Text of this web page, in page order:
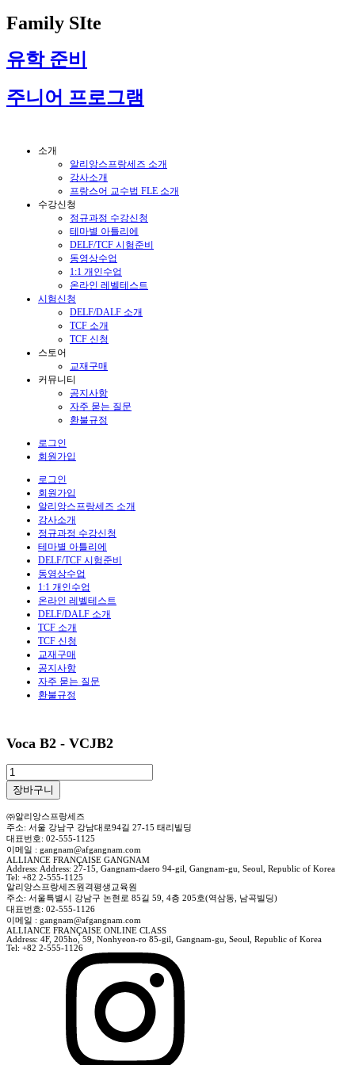
Family SIte
유학 준비
주니어 프로그램
소개
알리앙스프랑세즈 소개
강사소개
프랑스어 교수법 FLE 소개
수강신청
정규과정 수강신청
테마별 아틀리에
DELF/TCF 시험준비
동영상수업
1:1 개인수업
온라인 레벨테스트
시험신청
DELF/DALF 소개
TCF 소개
TCF 신청
스토어
교재구매
커뮤니티
공지사항
자주 묻는 질문
환불규정
로그인
회원가입
로그인
회원가입
알리앙스프랑세즈 소개
강사소개
정규과정 수강신청
테마별 아틀리에
DELF/TCF 시험준비
동영상수업
1:1 개인수업
온라인 레벨테스트
DELF/DALF 소개
TCF 소개
TCF 신청
교재구매
공지사항
자주 묻는 질문
환불규정
Voca B2 - VCJB2
Voca
B2
수
량
장바구니
㈜알리앙스프랑세즈
주소: 서울 강남구 강남대로94길 27-15 태리빌딩
대표번호: 02-555-1125
이메일 : gangnam@afgangnam.com
ALLIANCE FRANÇAISE GANGNAM
Address: Address: 27-15, Gangnam-daero 94-gil, Gangnam-gu, Seoul, Republic of Korea
Tel: +82 2-555-1125
알리앙스프랑세즈원격평생교육원
주소: 서울특별시 강남구 논현로 85길 59, 4층 205호(역삼동, 남곡빌딩)
대표번호: 02-555-1126
이메일 : gangnam@afgangnam.com
ALLIANCE FRANÇAISE ONLINE CLASS
Address: 4F, 205ho, 59, Nonhyeon-ro 85-gil, Gangnam-gu, Seoul, Republic of Korea
Tel: +82 2-555-1126